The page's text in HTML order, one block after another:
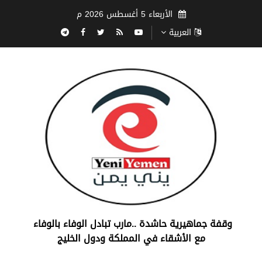
الأربعاء 5 أغسطس 2026 م
العربية
‏وقفة جماهيرية حاشدة ..مارب ‏تبادل الوفاء بالوفاء ‏
مع الأشقاء في المملكة ودول الخليج